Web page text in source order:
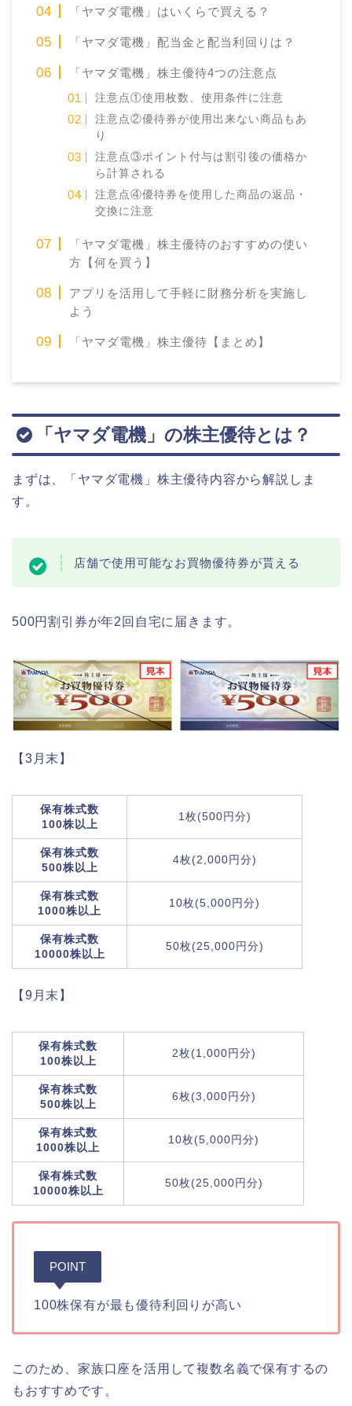
「ヤマダ電機」はいくらで買える？
「ヤマダ電機」配当金と配当利回りは？
「ヤマダ電機」株主優待4つの注意点
注意点①使用枚数、使用条件に注意
注意点②優待券が使用出来ない商品もあ
り
注意点③ポイント付与は割引後の価格か
ら計算される
注意点④優待券を使用した商品の返品・
交換に注意
「ヤマダ電機」株主優待のおすすめの使い
方【何を買う】
アプリを活用して手軽に財務分析を実施し
よう
「ヤマダ電機」株主優待【まとめ】
「ヤマダ電機」の株主優待とは？
まずは、「ヤマダ電機」株主優待内容から解説しま
す。
店舗で使用可能なお買物優待券が貰える
500円割引券が年2回自宅に届きます。
【3月末】
保有株式数
100株以上
1枚(500円分)
保有株式数
500株以上
4枚(2,000円分)
保有株式数
1000株以上
10枚(5,000円分)
保有株式数
10000株以上
50枚(25,000円分)
【9月末】
保有株式数
100株以上
2枚(1,000円分)
保有株式数
500株以上
6枚(3,000円分)
保有株式数
1000株以上
10枚(5,000円分)
保有株式数
10000株以上
50枚(25,000円分)
POINT
100株保有が最も優待利回りが高い
このため、家族口座を活用して複数名義で保有するの
もおすすめです。